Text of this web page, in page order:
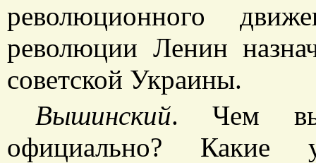
революционного
революции Ленин
советской Украины.
Вышинский. Чем вы
официально?